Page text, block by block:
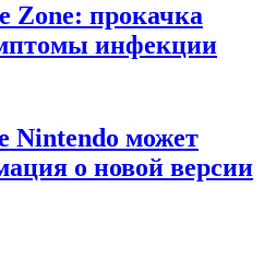
Zone: прокачка
инфекции
Nintendo может
о новой версии